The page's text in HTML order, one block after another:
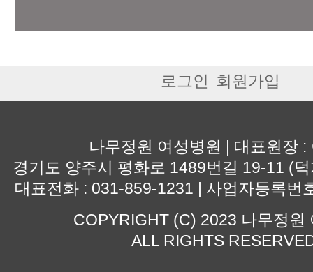
로그인 회원가입
나무정원 여성병원 | 대표원장 :
경기도 양주시 평화로 1489번길 19-11 (
대표전화 : 031-859-1231 | 사업자등록번
COPYRIGHT (C) 2023 나무정원
ALL RIGHTS